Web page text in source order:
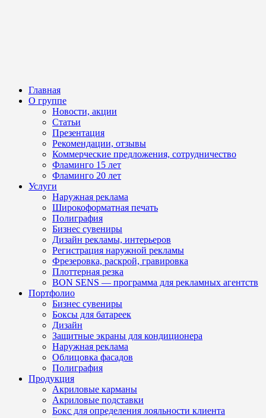
Главная
О группе
Новости, акции
Статьи
Презентация
Рекомендации, отзывы
Коммерческие предложения, сотрудничество
Фламинго 15 лет
Фламинго 20 лет
Услуги
Наружная реклама
Широкоформатная печать
Полиграфия
Бизнес сувениры
Дизайн рекламы, интерьеров
Регистрация наружной рекламы
Фрезеровка, раскрой, гравировка
Плоттерная резка
BON SENS — программа для рекламных агентств
Портфолио
Бизнес сувениры
Боксы для батареек
Дизайн
Защитные экраны для кондиционера
Наружная реклама
Облицовка фасадов
Полиграфия
Продукция
Акриловые карманы
Акриловые подставки
Бокс для определения лояльности клиента